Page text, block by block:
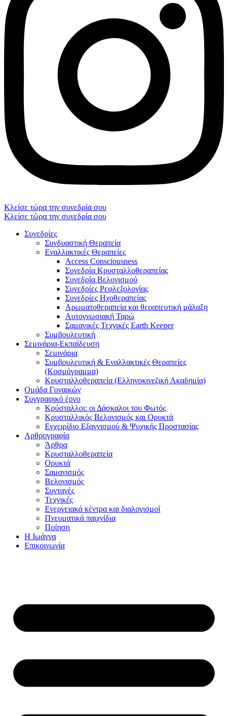
Κλείσε τώρα την συνεδρία σου
Κλείσε τώρα την συνεδρία σου
Συνεδρίες
Συνδυαστική Θεραπεία
Εναλλακτικές Θεραπείες
Access Consciousness
Συνεδρία Κρυσταλλοθεραπείας
Συνεδρία Βελονισμού
Συνεδρίες Ρεφλεξολογίας
Συνεδρίες Ηχοθεραπείας
Αρωματοθεραπεία και θεραπευτική μάλαξη
Αυτογνωσιακή Ταρώ
Σαμανικές Τεχνικές Earth Keeper
Συμβουλευτική
Σεμινάρια-Εκπαίδευση
Σεμινάρια
Συμβουλευτική & Εναλλακτικές Θεραπείες
(Κοσμόγραμμα)
Κρυσταλλοθεραπεία (Ελληνοκινεζική Ακαδημία)
Ομάδα Γυναικών
Συγγραφικό έργο
Κρύσταλλοι: οι Δάσκαλοι του Φωτός
Κρυσταλλικός Βελονισμός και Ορυκτά
Εγχειρίδιο Εξαγνισμού & Ψυχικής Προστασίας
Αρθρογραφία
Άρθρα
Κρυσταλλοθεραπεία
Ορυκτά
Σαμανισμός
Βελονισμός
Συνταγές
Τεχνικές
Ενεργειακά κέντρα και διαλογισμοί
Πνευματικά παιχνίδια
Ποίηση
Η Ιωάννα
Επικοινωνία